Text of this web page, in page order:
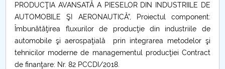
PRODUCŢIA AVANSATĂ A PIESELOR DIN INDUSTRIILE DE
AUTOMOBILE ŞI AERONAUTICĂ”, Proiectul component:
Îmbunătăţirea fluxurilor de producţie din industriile de
automobile şi aerospaţială prin integrarea metodelor şi
tehnicilor moderne de managementul producţiei Contract
de finanţare: Nr. 82 PCCDI/2018.